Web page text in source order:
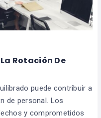
Rotación De
puede contribuir a
de personal. Los
y comprometidos